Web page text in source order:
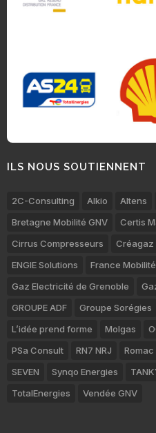
ILS NOUS SOUTIENNENT
2C-Consulting Alkio Altens
Bretagne Mobilité GNV
Certis
Cirrus Compresseurs
Créagaz
ENGIE Solutions
France
Gaz Electricité de Grenoble
GROUPE ADF
Groupe Sorégies
L’idée prend forme
Molgas
PSa Consult
RN7 NRJ Romac
SEVEN
Synqo Energies
TotalEnergies
Vendée GNV